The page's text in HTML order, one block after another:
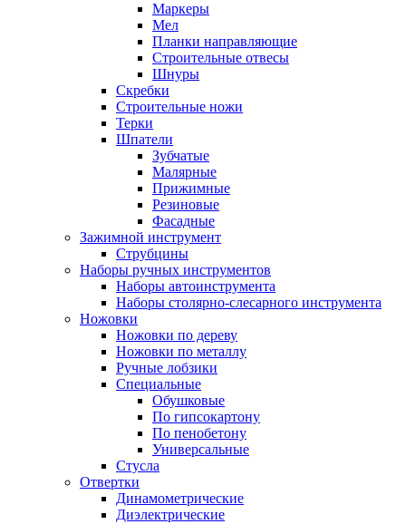
Маркеры
Мел
Планки направляющие
Строительные отвесы
Шнуры
Скребки
Строительные ножи
Терки
Шпатели
Зубчатые
Малярные
Прижимные
Резиновые
Фасадные
Зажимной инструмент
Струбцины
Наборы ручных инструментов
Наборы автоинструмента
Наборы столярно-слесарного инструмента
Ножовки
Ножовки по дереву
Ножовки по металлу
Ручные лобзики
Специальные
Обушковые
По гипсокартону
По пенобетону
Универсальные
Стусла
Отвертки
Динамометрические
Диэлектрические